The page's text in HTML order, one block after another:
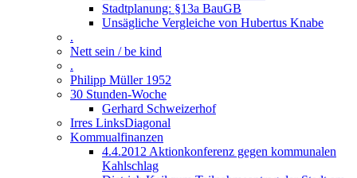
Stadtplanung: §13a BauGB
Unsägliche Vergleiche von Hubertus Knabe
.
Nett sein / be kind
.
Philipp Müller 1952
30 Stunden-Woche
Gerhard Schweizerhof
Irres LinksDiagonal
Kommualfinanzen
4.4.2012 Aktionkonferenz gegen kommunalen
Kahlschlag